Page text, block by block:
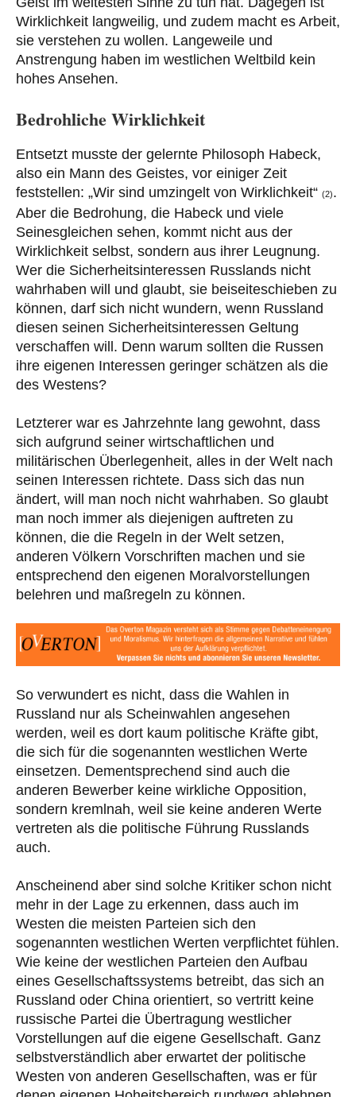
Wirklichkeit langweilig, und zudem macht es Arbeit,
sie verstehen zu wollen. Langeweile und
Anstrengung haben im westlichen Weltbild kein
hohes Ansehen.
Bedrohliche Wirklichkeit
Entsetzt musste der gelernte Philosoph Habeck,
also ein Mann des Geistes, vor einiger Zeit
feststellen: „Wir sind umzingelt von Wirklichkeit“ (2).
Aber die Bedrohung, die Habeck und viele
Seinesgleichen sehen, kommt nicht aus der
Wirklichkeit selbst, sondern aus ihrer Leugnung.
Wer die Sicherheitsinteressen Russlands nicht
wahrhaben will und glaubt, sie beiseiteschieben zu
können, darf sich nicht wundern, wenn Russland
diesen seinen Sicherheitsinteressen Geltung
verschaffen will. Denn warum sollten die Russen
ihre eigenen Interessen geringer schätzen als die
des Westens?
Letzterer war es Jahrzehnte lang gewohnt, dass
sich aufgrund seiner wirtschaftlichen und
militärischen Überlegenheit, alles in der Welt nach
seinen Interessen richtete. Dass sich das nun
ändert, will man noch nicht wahrhaben. So glaubt
man noch immer als diejenigen auftreten zu
können, die die Regeln in der Welt setzen,
anderen Völkern Vorschriften machen und sie
entsprechend den eigenen Moralvorstellungen
belehren und maßregeln zu können.
So verwundert es nicht, dass die Wahlen in
Russland nur als Scheinwahlen angesehen
werden, weil es dort kaum politische Kräfte gibt,
die sich für die sogenannten westlichen Werte
einsetzen. Dementsprechend sind auch die
anderen Bewerber keine wirkliche Opposition,
sondern kremlnah, weil sie keine anderen Werte
vertreten als die politische Führung Russlands
auch.
Anscheinend aber sind solche Kritiker schon nicht
mehr in der Lage zu erkennen, dass auch im
Westen die meisten Parteien sich den
sogenannten westlichen Werten verpflichtet fühlen.
Wie keine der westlichen Parteien den Aufbau
eines Gesellschaftssystems betreibt, das sich an
Russland oder China orientiert, so vertritt keine
russische Partei die Übertragung westlicher
Vorstellungen auf die eigene Gesellschaft. Ganz
selbstverständlich aber erwartet der politische
Westen von anderen Gesellschaften, was er für